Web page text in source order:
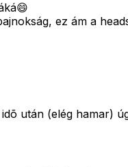
ez ám a
után (elég hamar)